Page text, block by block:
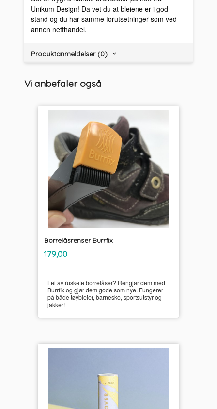
Unikum Design! Da vet du at bleiene er i god
stand og du har samme forutsetninger som ved
annen netthandel.
Produktanmeldelser (0)
Vi anbefaler også
Borrelåsrenser Burrfix
Pris
179,00inkl.
mva.
Lei av ruskete borrelåser? Rengjør dem med
Burrfix og gjør dem gode som nye. Fungerer
på både tøybleier, barnesko, sportsutstyr og
jakker!